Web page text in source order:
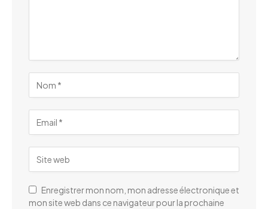
Enregistrer mon nom, mon adresse électronique et
mon site web dans ce navigateur pour la prochaine